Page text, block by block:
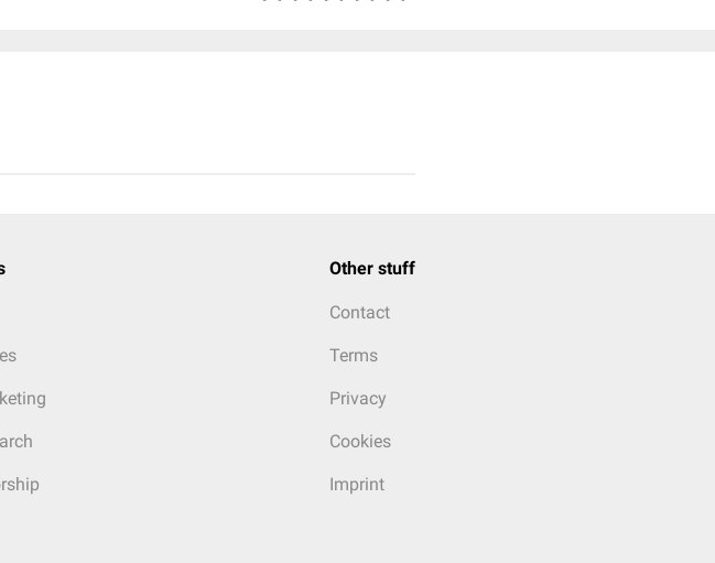
Other stuff
Contact
Terms
Privacy
Cookies
Imprint